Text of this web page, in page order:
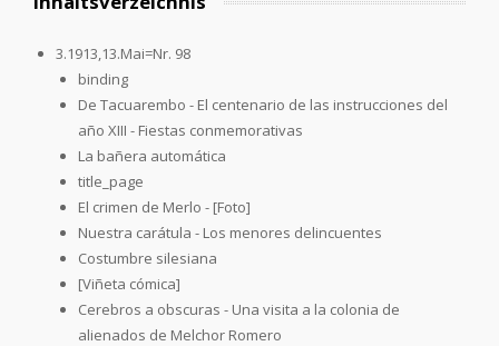
3.1913,13.Mai=Nr. 98
binding
De Tacuarembo - El centenario de las instrucciones del
año XIII - Fiestas conmemorativas
La bañera automática
title_page
El crimen de Merlo - [Foto]
Nuestra carátula - Los menores delincuentes
Costumbre silesiana
[Viñeta cómica]
Cerebros a obscuras - Una visita a la colonia de
alienados de Melchor Romero